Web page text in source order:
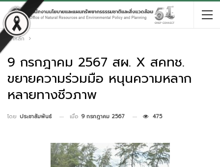
หน้าหลัก
9 กรกฎาคม 2567 สผ. X สคทช.
ขยายความร่วมมือ หนุนความหลาก
หลายทางชีวภาพ
โดย ประชาสัมพันธ์ เมื่อ 9 กรกฎาคม 2567 475